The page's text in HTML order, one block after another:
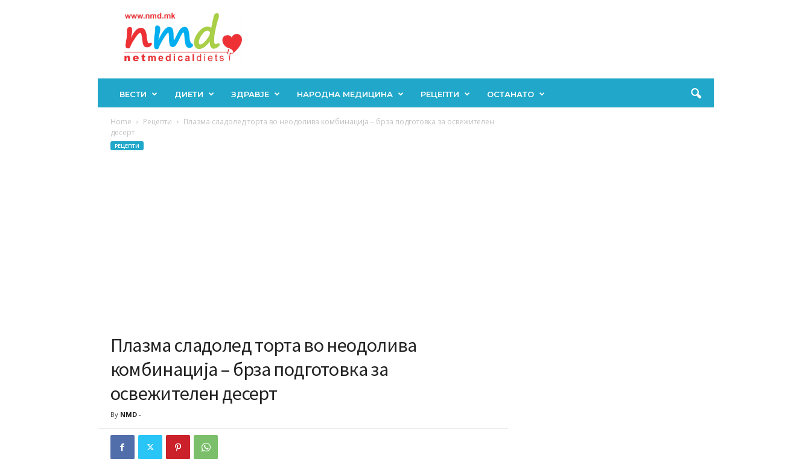
ВЕСТИ ДИЕТИ ЗДРАВЈЕ НАРОДНА МЕДИЦИНА РЕЦЕПТИ ОСТАНАТО
Home Рецепти
Плазма сладолед торта во неодолива комбинација – брза подготовка за освежителен
десерт
РЕЦЕПТИ
Плазма сладолед торта во неодолива
комбинација – брза подготовка за
освежителен десерт
By NMD-